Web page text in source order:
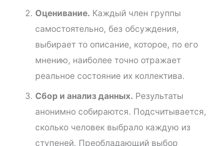
Оценивание. Каждый член группы
самостоятельно, без обсуждения,
выбирает то описание, которое, по его
мнению, наиболее точно отражает
реальное состояние их коллектива.
Сбор и анализ данных. Результаты
анонимно собираются. Подсчитывается,
сколько человек выбрало каждую из
ступеней. Преобладающий выбор